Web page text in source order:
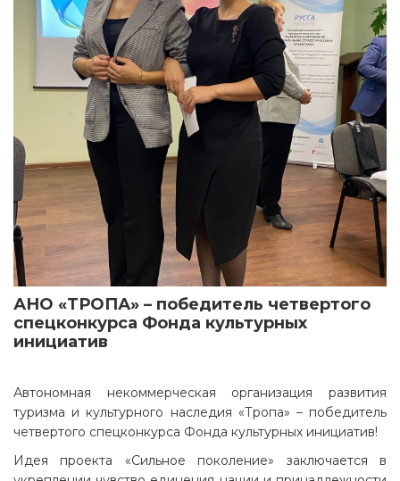
АНО «ТРОПА» – победитель четвертого
спецконкурса Фонда культурных
инициатив
Автономная некоммерческая организация развития
туризма и культурного наследия «Тропа» – победитель
четвертого спецконкурса Фонда культурных инициатив!
Идея проекта «Сильное поколение» заключается в